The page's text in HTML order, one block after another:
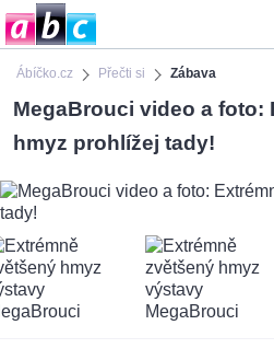
Ábíčko.cz Přečti si Zábava
MegaBrouci video a foto:
hmyz prohlížej tady!